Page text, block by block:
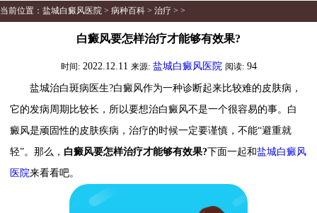
当前位置： 盐城白癜风医院 > 病种百科 > 治疗 > >
白癜风要怎样治疗才能够有效果?
时间:2022.12.11 来源: 盐城白癜风医院 阅读: 94
盐城治白斑病医生?白癜风作为一种诊断起来比较难的皮肤病，
它的发病周期比较长，所以要想治白癜风不是一个很容易的事。白
癜风是顽固性的皮肤疾病，治疗的时候一定要谨慎，不能“避重就
轻”。那么， 白癜风要怎样治疗才能够有效果?下面一起和盐城白癜风
医院来看看吧。